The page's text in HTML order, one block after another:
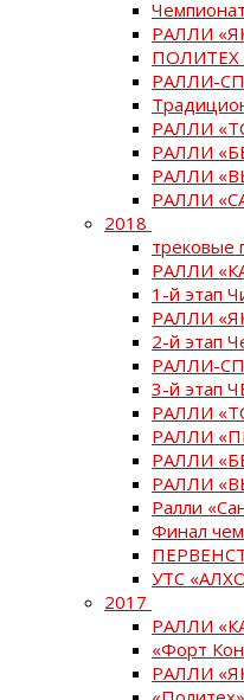
РАЛЛИ
ПОЛИТЕХ
РАЛЛИ-
РАЛЛИ
РАЛЛИ
РАЛЛИ
РАЛЛИ
2018
трековые
РАЛЛИ
1-й этап
РАЛЛИ
2-й этап
РАЛЛИ-
3-й этап
РАЛЛИ
РАЛЛИ
РАЛЛИ
РАЛЛИ
Ралли
Финал
УТС
2017
РАЛЛИ
«Форт
РАЛЛИ